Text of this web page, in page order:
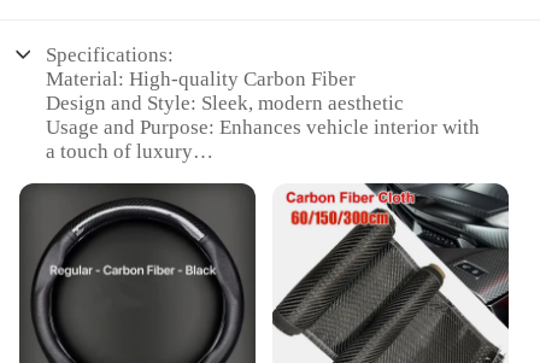
Specifications:
Material: High-quality Carbon Fiber
Design and Style: Sleek, modern aesthetic
Usage and Purpose: Enhances vehicle interior with
a touch of luxury
Shape and Size: Precision-crafted to fit a variety of
steering wheels
Quantity: Available in sets for a complete look
Features:
**Elevate Your Driving Experience**